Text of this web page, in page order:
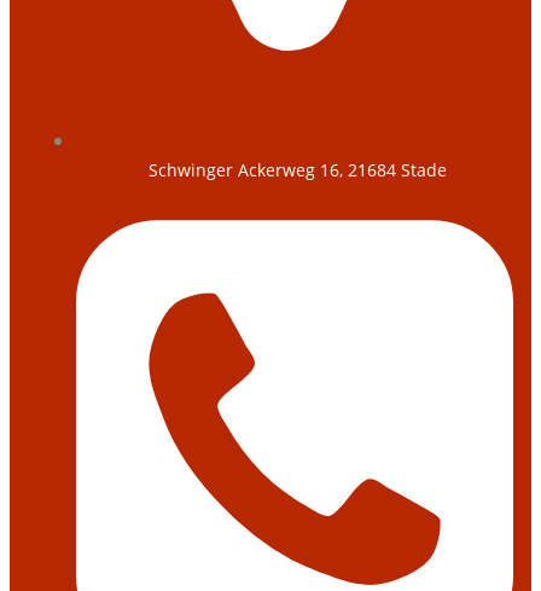
Schwinger Ackerweg 16, 21684 Stade